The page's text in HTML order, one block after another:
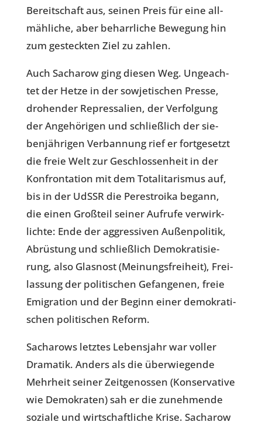
Bereit­schaft aus, seinen Preis für eine all­
mäh­li­che, aber beharr­li­che Bewe­gung hin
zum gesteck­ten Ziel zu zahlen.
Auch Sach­a­row ging diesen Weg. Unge­ach­
tet der Hetze in der sowje­ti­schen Presse,
dro­hen­der Repres­sa­lien, der Ver­fol­gung
der Ange­hö­ri­gen und schließ­lich der sie­
ben­jäh­ri­gen Ver­ban­nung rief er fort­ge­setzt
die freie Welt zur Geschlos­sen­heit in der
Kon­fron­ta­tion mit dem Tota­li­ta­ris­mus auf,
bis in der UdSSR die Pere­stroika begann,
die einen Groß­teil seiner Aufrufe ver­wirk­
lichte: Ende der aggres­si­ven Außen­po­li­tik,
Abrüs­tung und schließ­lich Demo­kra­ti­sie­
rung, also Glas­nost (Mei­nungs­frei­heit), Frei­
las­sung der poli­ti­schen Gefan­ge­nen, freie
Emi­gra­tion und der Beginn einer demo­kra­ti­
schen poli­ti­schen Reform.
Sach­a­rows letztes Lebens­jahr war voller
Dra­ma­tik. Anders als die über­wie­gende
Mehr­heit seiner Zeit­ge­nos­sen (Kon­ser­va­tive
wie Demo­kra­ten) sah er die zuneh­mende
soziale und wirt­schaft­li­che Krise. Sach­a­row